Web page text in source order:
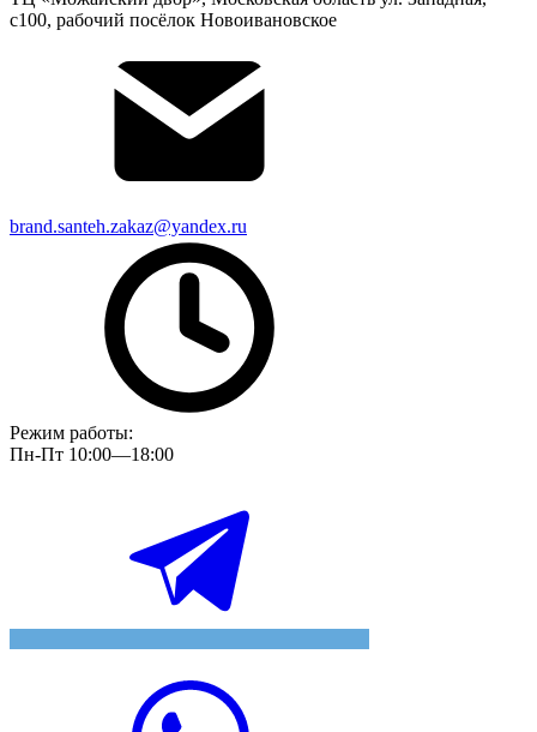
с100, рабочий посёлок Новоивановское
brand.santeh.zakaz@yandex.ru
Режим работы:
Пн-Пт 10:00—18:00